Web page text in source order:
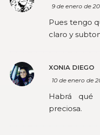
9 de enero de
Pues tengo
claro y
XONIA DIEGO
10 de enero de
Habrá qué
preciosa.